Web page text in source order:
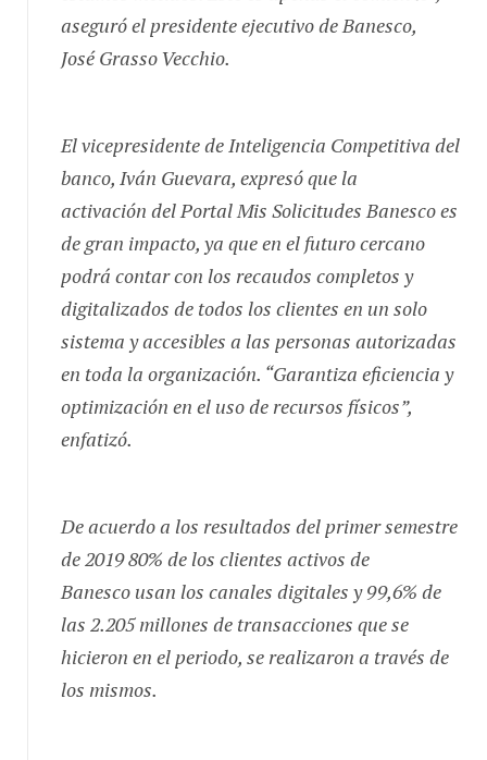
aseguró el presidente ejecutivo de Banesco,
José Grasso Vecchio.
El vicepresidente de Inteligencia Competitiva del
banco, Iván Guevara, expresó que la
activación del Portal Mis Solicitudes Banesco es
de gran impacto, ya que en el futuro cercano
podrá contar con los recaudos completos y
digitalizados de todos los clientes en un solo
sistema y accesibles a las personas autorizadas
en toda la organización. “Garantiza eficiencia y
optimización en el uso de recursos físicos”,
enfatizó.
De acuerdo a los resultados del primer semestre
de 2019 80% de los clientes activos de
Banesco usan los canales digitales y 99,6% de
las 2.205 millones de transacciones que se
hicieron en el periodo, se realizaron a través de
los mismos.